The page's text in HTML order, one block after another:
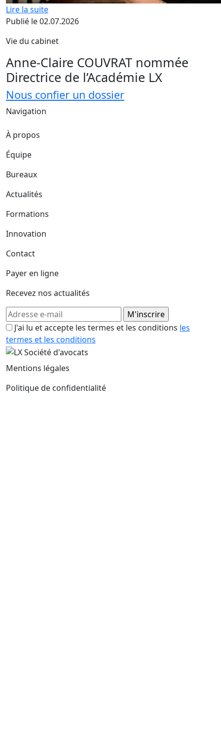
Lire la suite
Publié le 02.07.2026
Vie du cabinet
Anne-Claire COUVRAT nommée
Directrice de l’Académie LX
Nous confier un dossier
Navigation
À propos
Équipe
Bureaux
Actualités
Formations
Innovation
Contact
Payer en ligne
Recevez nos actualités
J'ai lu et accepte les termes et les conditions les
termes et les conditions
Mentions légales
Politique de confidentialité